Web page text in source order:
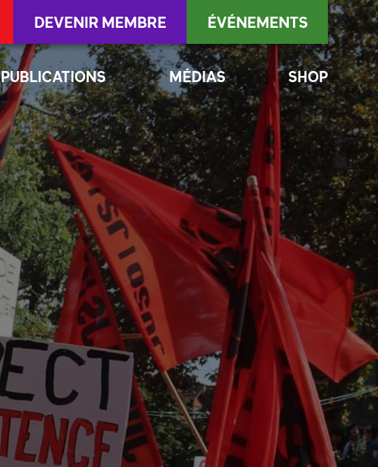
PUBLICATIONS MÉDIAS SHOP
DEVENIR MEMBRE ÉVÉNEMENTS